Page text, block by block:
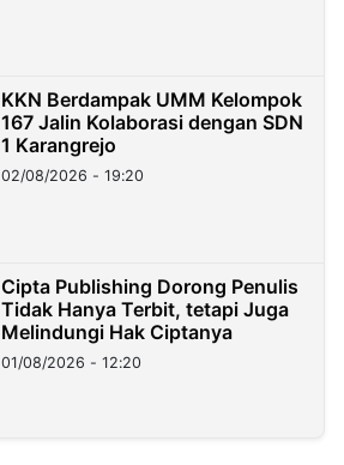
KKN Berdampak UMM Kelompok
167 Jalin Kolaborasi dengan SDN
1 Karangrejo
02/08/2026 - 19:20
Cipta Publishing Dorong Penulis
Tidak Hanya Terbit, tetapi Juga
Melindungi Hak Ciptanya
01/08/2026 - 12:20